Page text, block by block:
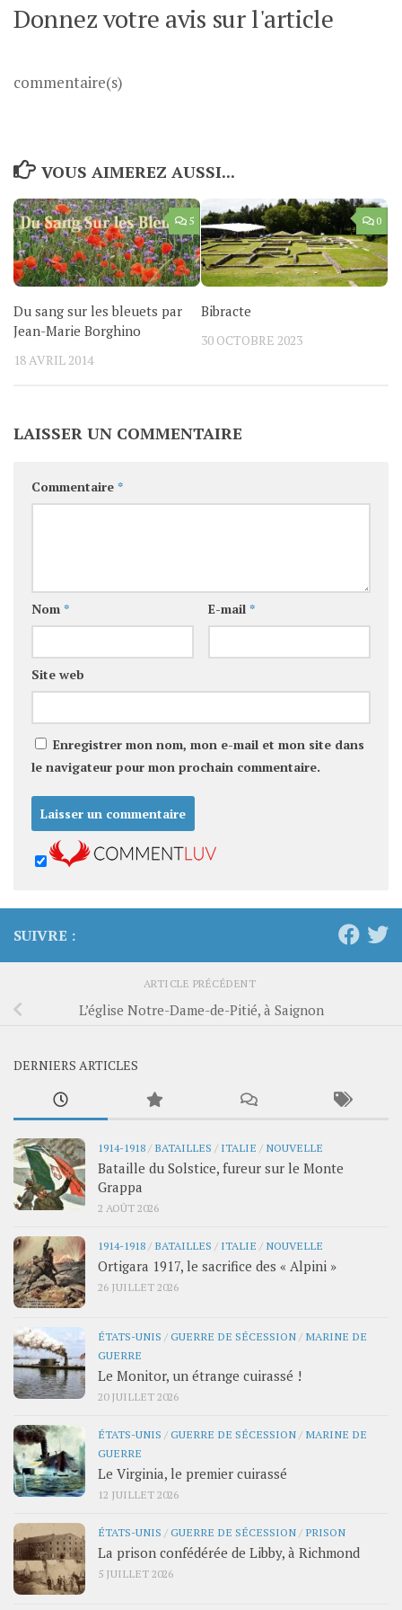
Donnez votre avis sur l'article
commentaire(s)
VOUS AIMEREZ AUSSI...
5
Du sang sur les bleuets par
Jean-Marie Borghino
18 AVRIL 2014
0
Bibracte
30 OCTOBRE 2023
LAISSER UN COMMENTAIRE
Commentaire *
Nom * E-mail *
Site web
Enregistrer mon nom, mon e-mail et mon site dans
le navigateur pour mon prochain commentaire.
SUIVRE :
ARTICLE PRÉCÉDENT
L’église Notre-Dame-de-Pitié, à Saignon
DERNIERS ARTICLES
1914-1918 / BATAILLES / ITALIE / NOUVELLE
Bataille du Solstice, fureur sur le Monte
Grappa
2 AOÛT 2026
1914-1918 / BATAILLES / ITALIE / NOUVELLE
Ortigara 1917, le sacrifice des « Alpini »
26 JUILLET 2026
ÉTATS-UNIS /GUERRE DE SÉCESSION / MARINE DE
GUERRE
Le Monitor, un étrange cuirassé !
20 JUILLET 2026
ÉTATS-UNIS /GUERRE DE SÉCESSION / MARINE DE
GUERRE
Le Virginia, le premier cuirassé
12 JUILLET 2026
ÉTATS-UNIS /GUERRE DE SÉCESSION / PRISON
La prison confédérée de Libby, à Richmond
5 JUILLET 2026